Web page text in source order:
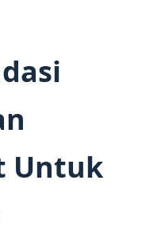
Untuk